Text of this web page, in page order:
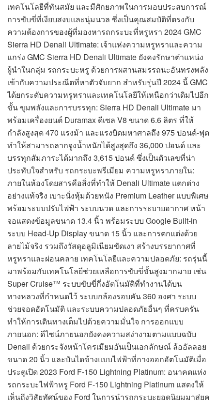
เทคโนโลยีที่ทันสมัย และมีศักยภาพในการมอบประสบการณ์
การขับขี่ที่เงียบสงบและนุ่มนวล ซึ่งเป็นคุณสมบัติที่ตรงกับ
ความต้องการของผู้ที่มองหารถกระบะที่หรูหรา 2024 GMC
Sierra HD Denali Ultimate: เจ้าแห่งความหรูหราและความ
แกร่ง GMC Sierra HD Denali Ultimate ยังคงรักษาตำแหน่ง
ผู้นำในกลุ่ม รถกระบะหรู ด้วยการผสานสมรรถนะอันทรงพลัง
เข้ากับความประณีตที่หาตัวจับยาก สำหรับรุ่นปี 2024 นี้ GMC
ได้ยกระดับความหรูหราและเทคโนโลยีให้เหนือกว่าเดิมไปอีก
ขั้น ขุมพลังและการบรรทุก: Sierra HD Denali Ultimate มา
พร้อมเครื่องยนต์ Duramax ดีเซล V8 ขนาด 6.6 ลิตร ที่ให้
กำลังสูงสุด 470 แรงม้า และแรงบิดมหาศาลถึง 975 ปอนด์-ฟุต
ทำให้สามารถลากจูงน้ำหนักได้สูงสุดถึง 36,000 ปอนด์ และ
บรรทุกสัมภาระได้มากถึง 3,615 ปอนด์ ซึ่งเป็นตัวเลขที่น่า
ประทับใจสำหรับ รถกระบะพรีเมียม ความหรูหราภายใน:
ภายในห้องโดยสารคือสิ่งที่ทำให้ Denali Ultimate แตกต่าง
อย่างแท้จริง เบาะนั่งหุ้มด้วยหนัง Premium Leather แบบพิเศษ
พร้อมระบบปรับไฟฟ้า ระบบนวด และการระบายอากาศ หน้า
จอแสดงข้อมูลขนาด 13.4 นิ้ว พร้อมระบบ Google Built-in
ระบบ Head-Up Display ขนาด 15 นิ้ว และการตกแต่งด้วย
ลายไม้จริง รวมถึงวัสดุอลูมิเนียมขัดเงา สร้างบรรยากาศที่
หรูหราและผ่อนคลาย เทคโนโลยีและความปลอดภัย: รถรุ่นนี้
มาพร้อมกับเทคโนโลยีช่วยเหลือการขับขี่ขั้นสูงมากมาย เช่น
Super Cruise™ ระบบขับขี่กึ่งอัตโนมัติที่ทำงานได้บน
ทางหลวงที่กำหนดไว้ ระบบกล้องรอบคัน 360 องศา ระบบ
ช่วยจอดอัตโนมัติ และระบบความปลอดภัยอื่นๆ ที่ครบครัน
ทำให้การเดินทางเต็มไปด้วยความมั่นใจ การออกแบบ
ภายนอก: ดีไซน์ภายนอกยังคงความสง่างามตามแบบฉบับ
Denali ด้วยกระจังหน้าโครเมียมอันเป็นเอกลักษณ์ ล้ออัลลอย
ขนาด 20 นิ้ว และบันไดข้างแบบไฟฟ้าที่กางออกอัตโนมัติเมื่อ
ประตูเปิด 2023 Ford F-150 Lightning Platinum: อนาคตแห่ง
รถกระบะไฟฟ้าหรู Ford F-150 Lightning Platinum แสดงให้
เห็นถึงวิสัยทัศน์ของ Ford ในการนำรถกระบะยอดนิยมมาสู่ยุค